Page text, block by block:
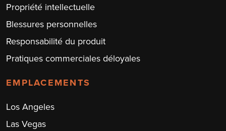
Propriété intellectuelle
Blessures personnelles
Responsabilité du produit
Pratiques commerciales déloyales
EMPLACEMENTS
Los Angeles
Las Vegas